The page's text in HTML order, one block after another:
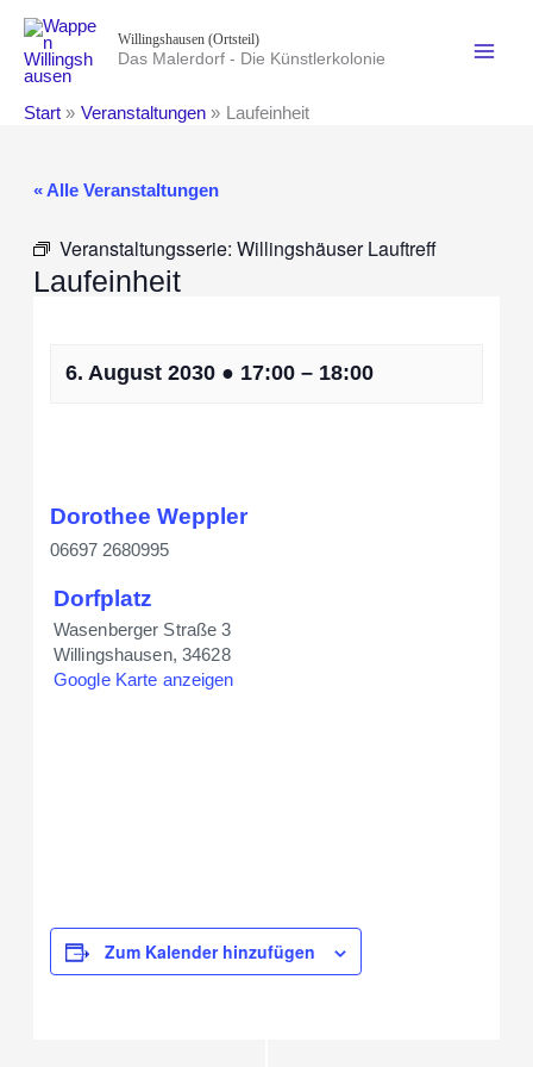
Inhalt
springen
Willingshausen (Ortsteil)
Das Malerdorf - Die Künstlerkolonie
Start Veranstaltungen Laufeinheit
« Alle Veranstaltungen
Veranstaltungsserie: Willingshäuser Lauftreff
Laufeinheit
6. August 2030 ● 17:00– 18:00
Dorothee Weppler
06697 2680995
Dorfplatz
Wasenberger Straße 3
Willingshausen, 34628
Google Karte anzeigen
Zum Kalender hinzufügen